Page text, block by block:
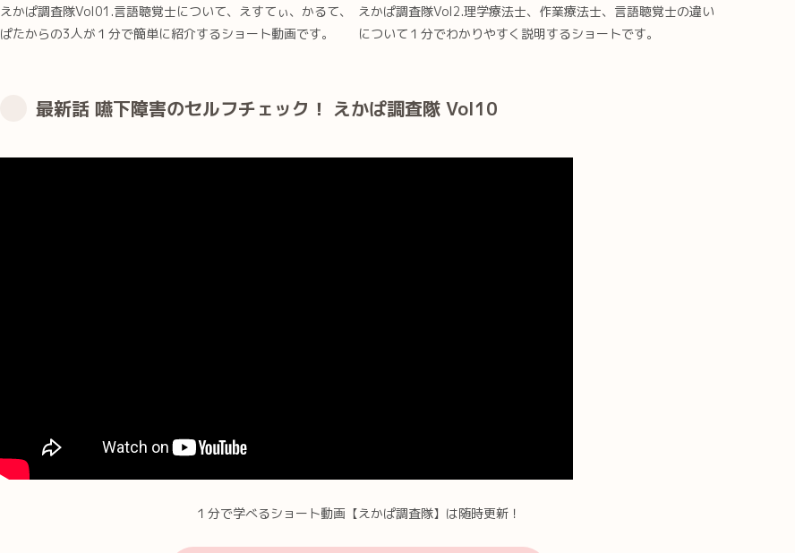
えかぱ調査隊Vol01.言語聴覚士について、えすてぃ、かるて、
ぱたからの3人が１分で簡単に紹介するショート動画です。
えかぱ調査隊Vol2.理学療法士、作業療法士、言語聴覚士の違い
について１分でわかりやすく説明するショートです。
最新話 嚥下障害のセルフチェック！ えかぱ調査隊 Vol10
１分で学べるショート動画【えかぱ調査隊】は随時更新！